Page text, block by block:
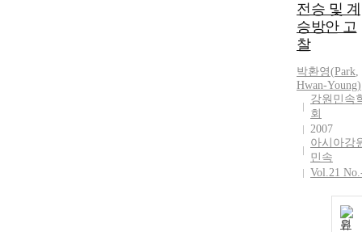
전승 및 계
승방안 고
찰
박환영(Park,
Hwan-Young)
강원민속
회
2007
아시아강
민속
Vol.21
원